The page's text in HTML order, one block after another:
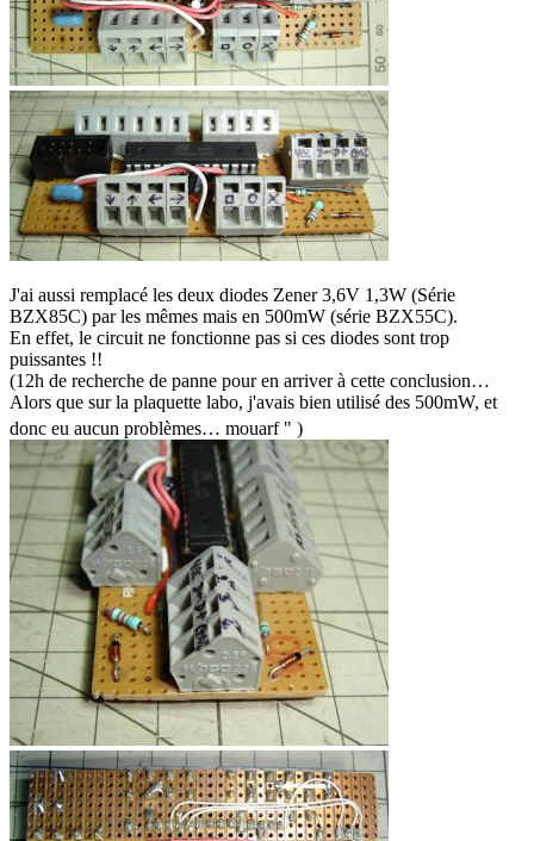
J'ai aussi remplacé les deux diodes Zener 3,6V 1,3W (Série
BZX85C) par les mêmes mais en 500mW (série BZX55C).
En effet, le circuit ne fonctionne pas si ces diodes sont trop
puissantes !!
(12h de recherche de panne pour en arriver à cette conclusion…
Alors que sur la plaquette labo, j'avais bien utilisé des 500mW, et
donc eu aucun problèmes… mouarf " )